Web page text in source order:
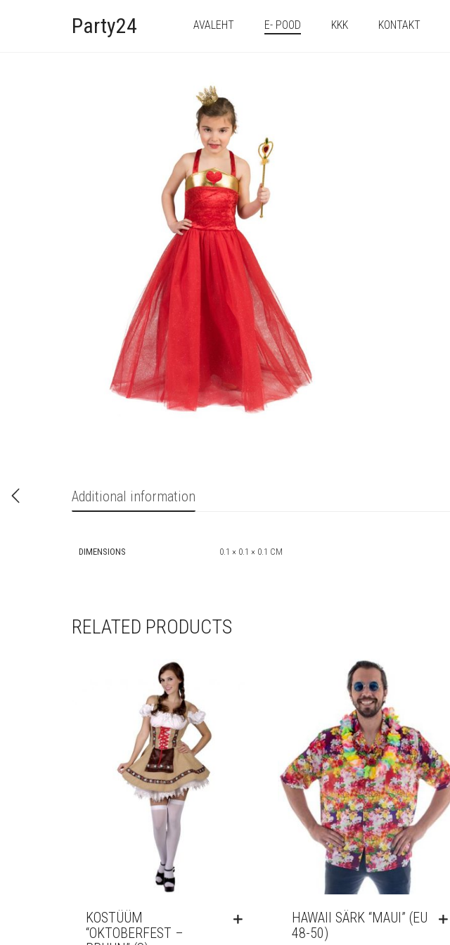
Party24 AVALEHT E- POOD KKK KONTAKT
Additional information
DIMENSIONS 0.1 × 0.1 × 0.1 CM
RELATED PRODUCTS
KOSTÜÜM
“OKTOBERFEST –
HAWAII SÄRK “MAUI” (EU
48-50)